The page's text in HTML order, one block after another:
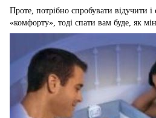
Проте, потрібно спробувати відучити і
«комфорту», ​​тоді спати вам буде, як